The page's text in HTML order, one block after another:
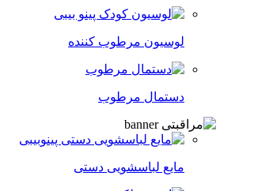
لوسیون مرطوب کننده
دستمال مرطوب
مایع لباسشویی دستی